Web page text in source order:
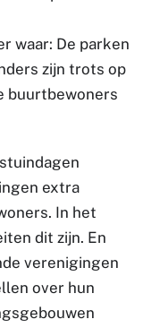
waar: De parken
zijn trots op
buurtbewoners
extra
In het
dit zijn. En
verenigingen
over hun